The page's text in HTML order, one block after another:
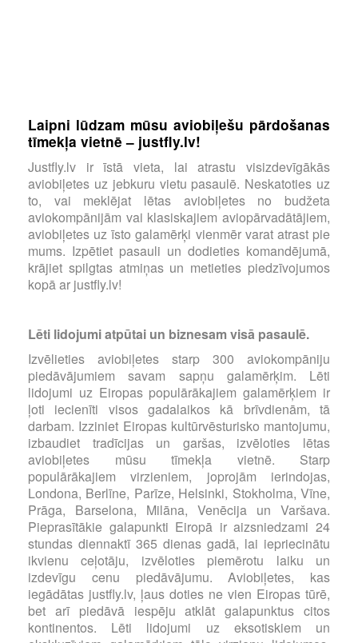
Laipni lūdzam mūsu aviobiļešu pārdošanas
tīmekļa vietnē – justfly.lv!
Justfly.lv ir īstā vieta, lai atrastu visizdevīgākās
aviobiļetes uz jebkuru vietu pasaulē. Neskatoties uz
to, vai meklējat lētas aviobiļetes no budžeta
aviokompānijām vai klasiskajiem aviopārvadātājiem,
aviobiļetes uz īsto galamērķi vienmēr varat atrast pie
mums. Izpētiet pasauli un dodieties komandējumā,
krājiet spilgtas atmiņas un metieties piedzīvojumos
kopā ar justfly.lv!
Lēti lidojumi atpūtai un biznesam visā pasaulē.
Izvēlieties aviobiļetes starp 300 aviokompāniju
piedāvājumiem savam sapņu galamērķim. Lēti
lidojumi uz Eiropas populārākajiem galamērķiem ir
ļoti iecienīti visos gadalaikos kā brīvdienām, tā
darbam. Izziniet Eiropas kultūrvēsturisko mantojumu,
izbaudiet tradīcijas un garšas, izvēloties lētas
aviobiļetes mūsu tīmekļa vietnē. Starp
populārākajiem virzieniem, joprojām ierindojas,
Londona, Berlīne, Parīze, Helsinki, Stokholma, Vīne,
Prāga, Barselona, Milāna, Venēcija un Varšava.
Pieprasītākie galapunkti Eiropā ir aizsniedzami 24
stundas diennaktī 365 dienas gadā, lai iepriecinātu
ikvienu ceļotāju, izvēloties piemērotu laiku un
izdevīgu cenu piedāvājumu. Aviobiļetes, kas
iegādātas justfly.lv, ļaus doties ne vien Eiropas tūrē,
bet arī piedāvā iespēju atklāt galapunktus citos
kontinentos. Lēti lidojumi uz eksotiskiem un